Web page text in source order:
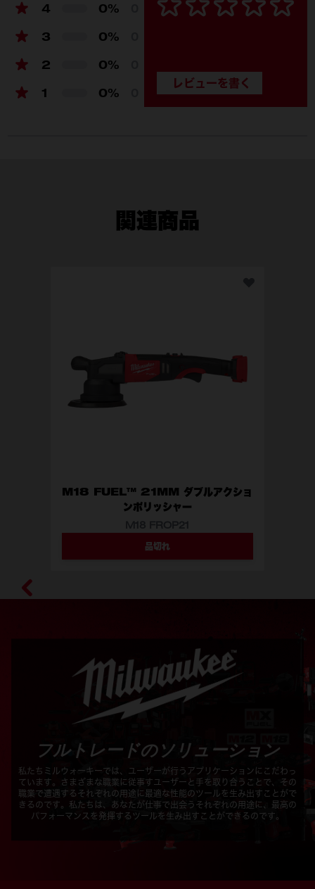
4 0%
3 0%
2 0%
1 0%
関連商品
M18 FUEL™ 21MM ダブルアクショ
ンポリッシャー
品切れ
フルトレードのソリューション
私たちミルウォーキーでは、ユーザーが行うアプリケーションにこだわっ
ています。さまざまな職業に従事すユーザーと手を取り合うことで、その
職業で遭遇するそれぞれの用途に最適な性能のツールを生み出すことがで
きるのです。私たちは、あなたが仕事で出会うそれぞれの用途に、最高の
パフォーマンスを発揮するツールを生み出すことができるのです。